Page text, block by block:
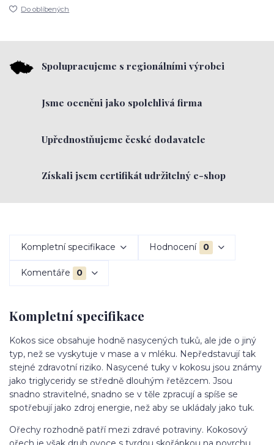
Do oblíbených
Spolupracujeme s regionálními výrobci
Jsme oceněni jako spolehlivá firma
Upřednostňujeme české dodavatele
Získali jsem certifikát udržitelný e-shop
Kompletní specifikace Hodnocení 0
Komentáře 0
Kompletní specifikace
Kokos sice obsahuje hodně nasycených tuků, ale jde o jiný
typ, než se vyskytuje v mase a v mléku. Nepředstavují tak
stejné zdravotní riziko. Nasycené tuky v kokosu jsou známy
jako triglyceridy se středně dlouhým řetězcem. Jsou
snadno stravitelné, snadno se v těle zpracují a spíše se
spotřebují jako zdroj energie, než aby se ukládaly jako tuk.
Ořechy rozhodně patří mezi zdravé potraviny. Kokosový